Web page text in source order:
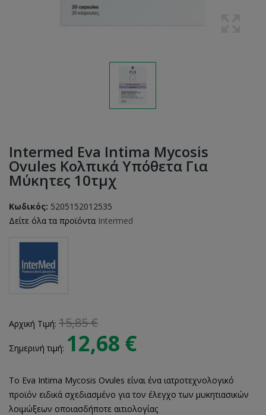
Intermed Eva Intima Mycosis
Ovules Κολπικά Υπόθετα Για
Μύκητες 10τμχ
Κωδικός: 5205152012535
Δείτε όλα τα προϊόντα Intermed
Αρχική Τιμή: 15,85 €
Σημερινή τιμή: 12,68 €
Το Eva Intima Mycosis Ovules είναι ένα ιατροτεχνολογικό
προϊόν ειδικά σχεδιασμένο για τον έλεγχο των μυκητιασικών
λοιμώξεων οποιασδήποτε αιτιολογίας